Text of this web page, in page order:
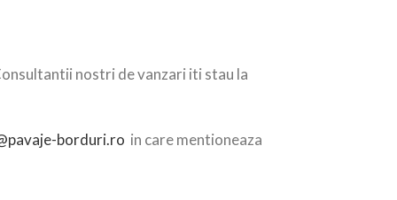
nostri de vanzari iti stau la
borduri.ro in care mentioneaza